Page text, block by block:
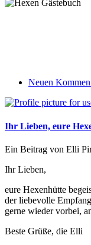
Neuen
Ihr Lieben, eure
Ein Beitrag von Elli
Ihr Lieben,
eure Hexenhütte
der liebevolle
gerne wieder vorbei,
Beste Grüße, die Elli